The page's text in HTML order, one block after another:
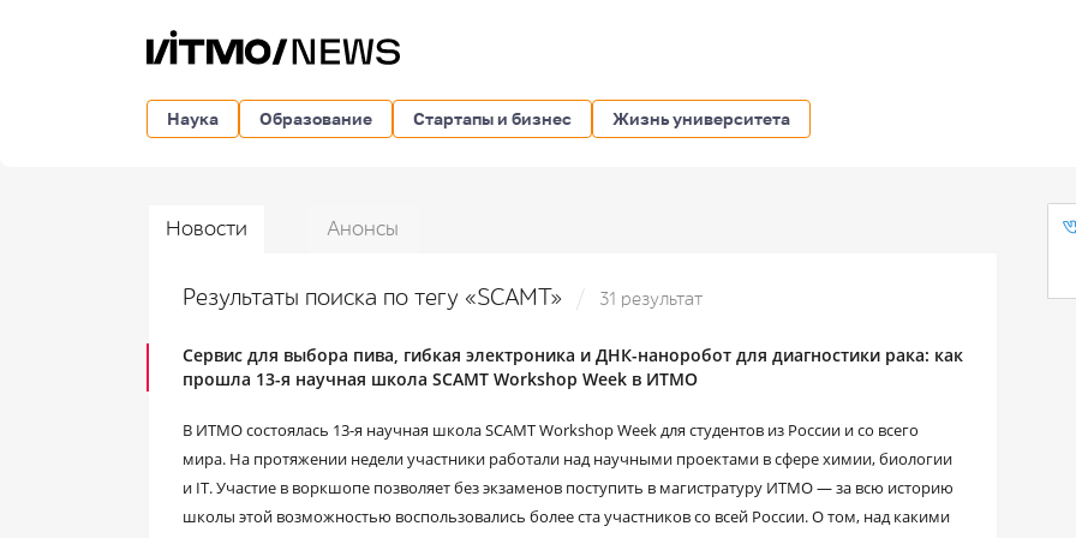
Наука Образование Стартапы и бизнес Жизнь университета
Новости Анонсы
Результаты поиска по тегу «SCAMT» 31 результат
Сервис для выбора пива, гибкая электроника и ДНК-наноробот для диагностики рака: как
прошла 13-я научная школа SCAMT Workshop Week в ИТМО
В ИТМО состоялась 13-я научная школа SCAMT Workshop Week для студентов из России и со всего
мира. На протяжении недели участники работали над научными проектами в сфере химии, биологии
и IT. Участие в воркшопе позволяет без экзаменов поступить в магистратуру ИТМО — за всю историю
школы этой возможностью воспользовались более ста участников со всей России. О том, над какими